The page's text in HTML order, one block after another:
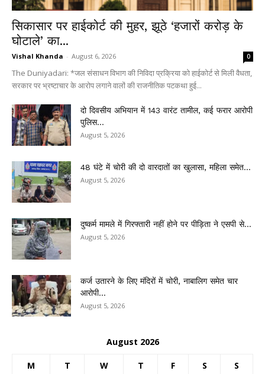
सिकासार पर हाईकोर्ट की मुहर, झूठे ‘हजारों करोड़ के
घोटाले’ का...
Vishal Khanda - August 6, 2026 0
The Duniyadari: *जल संसाधन विभाग की निविदा प्रक्रिया को हाईकोर्ट से मिली वैधता,
सरकार पर भ्रष्टाचार के आरोप लगाने वालों की राजनीतिक पटकथा हुई...
दो दिवसीय अभियान में 143 वारंट तामील, कई फरार आरोपी
पुलिस...
August 5, 2026
48 घंटे में चोरी की दो वारदातों का खुलासा, महिला समेत...
August 5, 2026
दुष्कर्म मामले में गिरफ्तारी नहीं होने पर पीड़िता ने एसपी से...
August 5, 2026
कर्ज उतारने के लिए मंदिरों में चोरी, नाबालिग समेत चार
आरोपी...
August 5, 2026
August 2026
M T W T F S S